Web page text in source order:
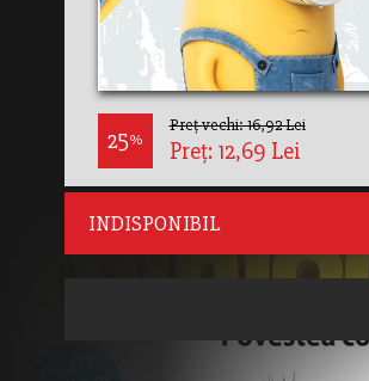
25%
Preț vechi: 16,92 Lei
Preț: 12,69 Lei
INDISPONIBIL